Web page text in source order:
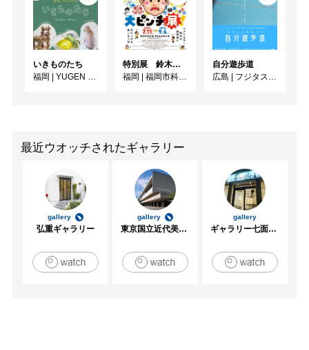
いきものたち
福岡 | YUGEN Gallery FUKUOKA
特別展 鈴木のりたけ「大ピンチ展！」
福岡 | 福岡市科学館3階企画展示室
自分遊歩道
広島 | フジタスクエアまるくる大野
最近ウオッチされたギャラリー
gallery
弘重ギャラリー
gallery
東京国立近代美術館
gallery
ギャラリー七面坂途中